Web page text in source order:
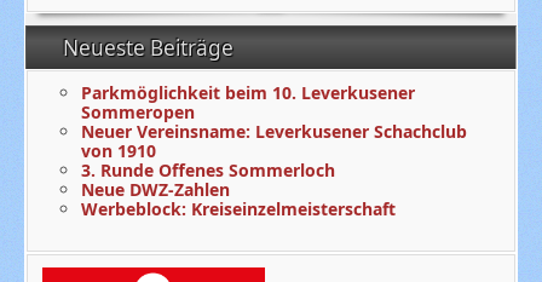
Neueste Beiträge
Parkmöglichkeit beim 10. Leverkusener
Sommeropen
Neuer Vereinsname: Leverkusener Schachclub
von 1910
3. Runde Offenes Sommerloch
Neue DWZ-Zahlen
Werbeblock: Kreiseinzelmeisterschaft